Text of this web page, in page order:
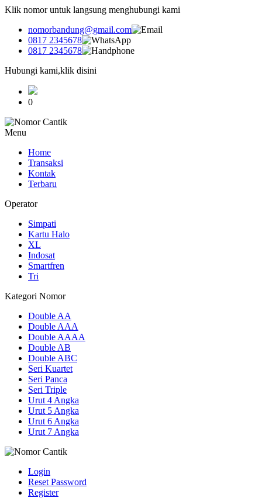
Klik nomor untuk langsung menghubungi kami
nomorbandung@gmail.com
0817 2345678
0817 2345678
Hubungi kami,klik disini
0
Menu
Home
Transaksi
Kontak
Terbaru
Operator
Simpati
Kartu Halo
XL
Indosat
Smartfren
Tri
Kategori Nomor
Double AA
Double AAA
Double AAAA
Double AB
Double ABC
Seri Kuartet
Seri Panca
Seri Triple
Urut 4 Angka
Urut 5 Angka
Urut 6 Angka
Urut 7 Angka
Login
Reset Password
Register